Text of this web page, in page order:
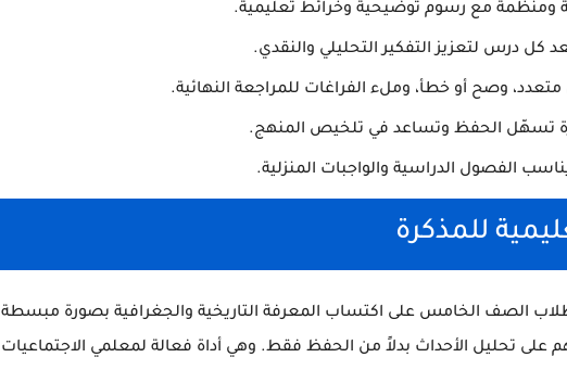
مع رسوم توضيحية وخرائط تعليمية.
كل درس لتعزيز التفكير التحليلي والنقدي.
متعدد، وصح أو خطأ، وملء الفراغات للمراجعة النهائية.
الحفظ وتساعد في تلخيص المنهج.
الفصول الدراسية والواجبات المنزلية.
للمذكرة
الصف الخامس على اكتساب المعرفة التاريخية والجغرافية بصورة مبسطة
تحليل الأحداث بدلاً من الحفظ فقط. وهي أداة فعالة لمعلمي الاجتماعيات